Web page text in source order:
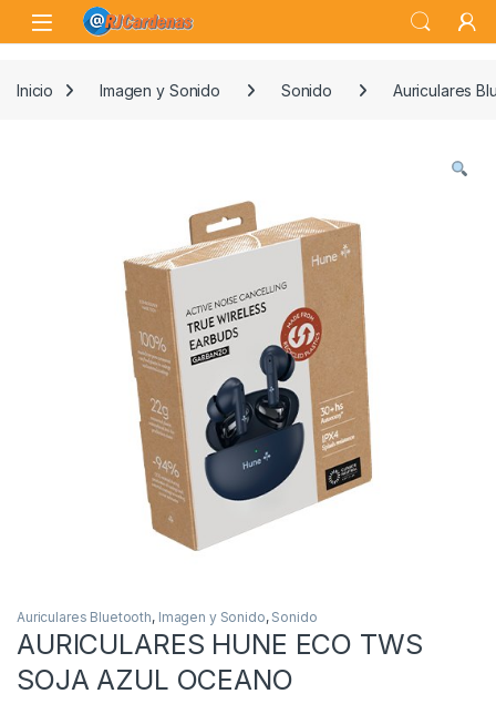
Skip to navigation
Skip to content
Open
Inicio Imagen y Sonido Sonido Auriculares
Auriculares Bluetooth, Imagen y Sonido, Sonido
AURICULARES HUNE ECO TWS
SOJA AZUL OCEANO